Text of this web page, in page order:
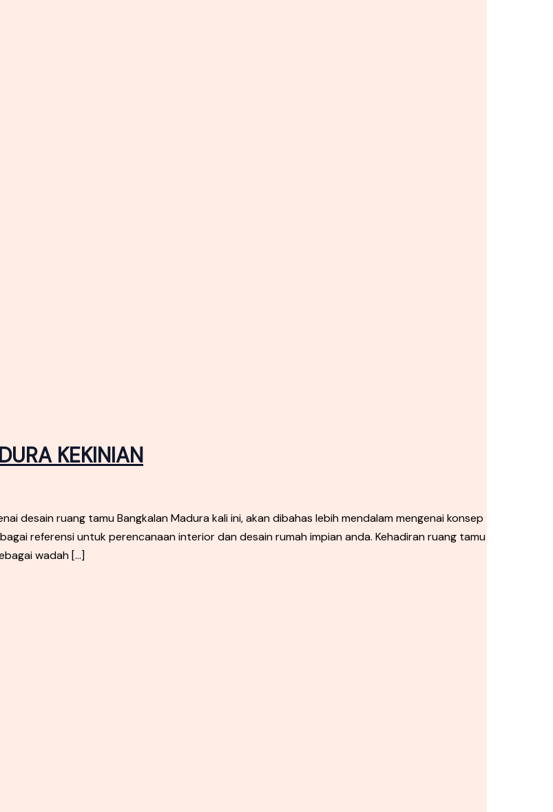
KEKINIAN
desain ruang tamu Bangkalan Madura kali ini, akan dibahas lebih mendalam mengenai konsep
referensi untuk perencanaan interior dan desain rumah impian anda. Kehadiran ruang tamu
wadah […]